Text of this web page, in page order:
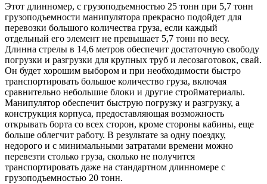
Этот длинномер, с грузоподъемностью 25 тонн при 5,7 тонн
грузоподъемности манипулятора прекрасно подойдет для
перевозки большого количества груза, если каждый
отдельный его элемент не превышает 5,7 тонн по весу.
Длинна стрелы в 14,6 метров обеспечит достаточную свободу
погрузки и разгрузки для крупных труб и лесозаготовок, свай.
Он будет хорошим выбором и при необходимости быстро
транспортировать большое количество груза, включая
сравнительно небольшие блоки и другие стройматериалы.
Манипулятор обеспечит быструю погрузку и разгрузку, а
конструкция корпуса, предоставляющая возможность
открывать борта со всех сторон, кроме стороны кабины, еще
больше облегчит работу. В результате за одну поездку,
недорого и с минимальными затратами времени можно
перевезти столько груза, сколько не получится
транспортировать даже на стандартном длинномере с
грузоподъемностью 20 тонн.